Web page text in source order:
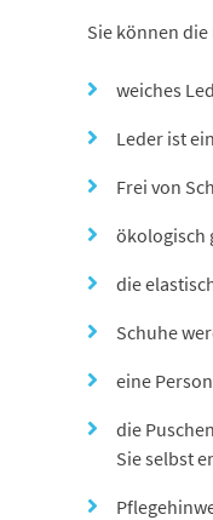
Sie können
weiches
Leder ist
Frei von
ökologisch
die
Schuhe
eine
die
Sie selbst